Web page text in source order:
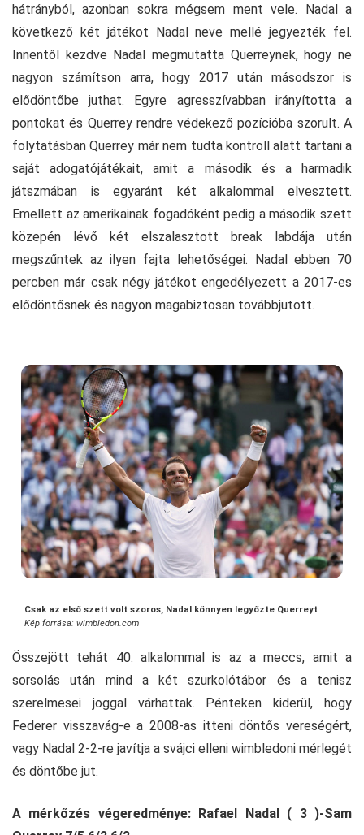
hátrányból, azonban sokra mégsem ment vele. Nadal a
következő két játékot Nadal neve mellé jegyezték fel.
Innentől kezdve Nadal megmutatta Querreynek, hogy ne
nagyon számítson arra, hogy 2017 után másodszor is
elődöntőbe juthat. Egyre agresszívabban irányította a
pontokat és Querrey rendre védekező pozícióba szorult. A
folytatásban Querrey már nem tudta kontroll alatt tartani a
saját adogatójátékait, amit a második és a harmadik
játszmában is egyaránt két alkalommal elvesztett.
Emellett az amerikainak fogadóként pedig a második szett
közepén lévő két elszalasztott break labdája után
megszűntek az ilyen fajta lehetőségei. Nadal ebben 70
percben már csak négy játékot engedélyezett a 2017-es
elődöntősnek és nagyon magabiztosan továbbjutott.
Csak az első szett volt szoros, Nadal könnyen legyőzte Querreyt
Kép forrása: wimbledon.com
Összejött tehát 40. alkalommal is az a meccs, amit a
sorsolás után mind a két szurkolótábor és a tenisz
szerelmesei joggal várhattak. Pénteken kiderül, hogy
Federer visszavág-e a 2008-as itteni döntős vereségért,
vagy Nadal 2-2-re javítja a svájci elleni wimbledoni mérlegét
és döntőbe jut.
A mérkőzés végeredménye: Rafael Nadal ( 3 )-Sam